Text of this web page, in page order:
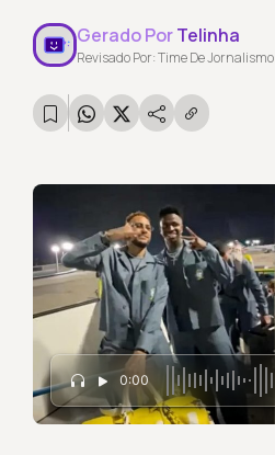
Gerado PorTelinha
Revisado Por: Time De
0:00